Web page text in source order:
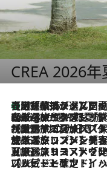
CREA 2026
2026.8.5
【厳選旅コスメ】国内をあちこち移動する河井菜摘が選んだ夏旅ベストコスメ発表！「リラックスアイテムはマスト」【Mサイズジップ】
2026.8.4
【厳選旅コスメ】「紫外線＆乾燥対策しながらメイク感も！」ヘア＆メイクGeorgeが選んだ夏旅ベストコスメを発表！【
2026.8.3
【厳選旅コスメ】「保湿もタイパ重視！」“サウナ好き”タレント清水みさとが愛用する夏旅ベストコスメを発表！【Mサイズジップ】
2026.8.2
【厳選旅コスメ】美容家・瀬戸麻実の夏旅ベストコスメを発表！「ストレスなく使えるクレンジング＆洗顔は必須」【Mサイズジップ】
2026.8.1
【厳選旅コスメ】「UV＆美白ケアはマスト！」フリーアナウンサー宇賀なつみの夏旅ベストコスメを発表！【Mサイズジップ】
2026.7.23
【リピート確定！】ハワイの名店ランチプレートとサンドイッチ、手が止まらない人気ドーナツ